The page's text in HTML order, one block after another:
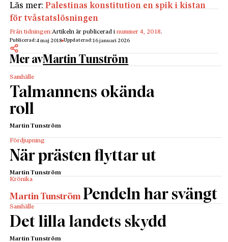
Läs mer:Palestinas konstitution en spik i kistan
för tvåstatslösningen
Från tidningen:Artikeln är publicerad inummer 4, 2018.
Publicerad:4 maj 2018 Uppdaterad:16 januari 2026
Mer avMartin Tunström
Samhälle
Talmannens okända
roll
Martin Tunström
Fördjupning
När prästen flyttar ut
Martin Tunström
Krönika
Martin Tunström Pendeln har svängt
Samhälle
Det lilla landets skydd
Martin Tunström